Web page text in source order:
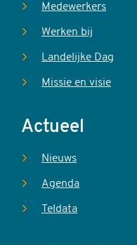
Medewerkers
Werken bij
Landelijke Dag
Missie en visie
Actueel
Nieuws
Agenda
Teldata